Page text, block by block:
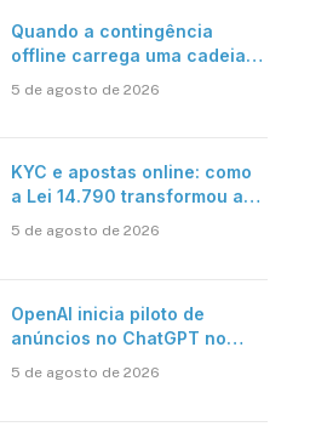
Quando a contingência
offline carrega uma cadeia
5 de agosto de 2026
KYC e apostas online: como
a Lei 14.790 transformou a
mercado brasileiro
5 de agosto de 2026
OpenAI inicia piloto de
anúncios no ChatGPT no
5 de agosto de 2026